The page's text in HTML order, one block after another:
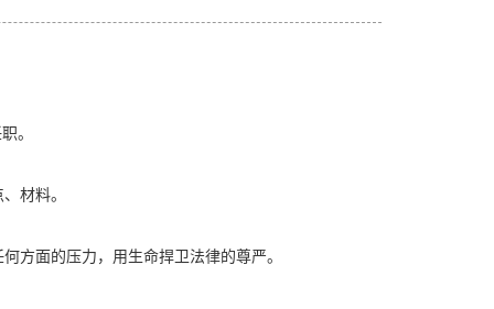
。
材料。
方面的压力，用生命捍卫法律的尊严。